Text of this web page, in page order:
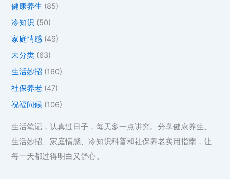
健康养生 (85)
冷知识 (50)
家庭情感 (49)
未分类 (63)
生活妙招 (160)
社保养老 (47)
祝福问候 (106)
生活笔记，认真过日子，每天多一点讲究。分享健康养生、
生活妙招、家庭情感、冷知识科普和社保养老实用指南，让
每一天都过得明白又舒心。